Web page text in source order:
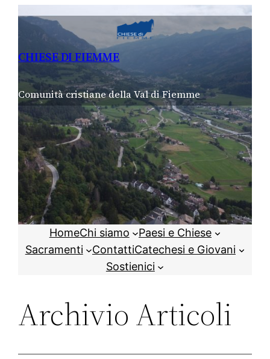
CHIESE DI FIEMME
Comunità cristiane della Val di Fiemme
HomeChi siamo
Paesi e Chiese
Sacramenti
ContattiCatechesi e Giovani
Sostienici
Archivio Articoli